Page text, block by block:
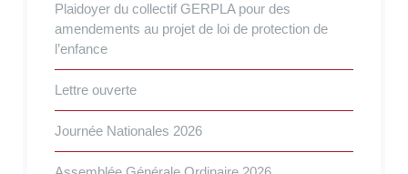
Plaidoyer du collectif GERPLA pour des
amendements au projet de loi de protection de
l’enfance
Lettre ouverte
Journée Nationales 2026